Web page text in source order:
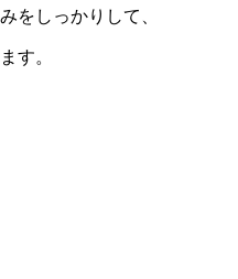
をしっかりして、
す。